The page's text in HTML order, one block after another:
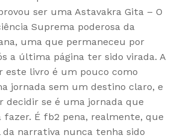
ser uma Astavakra Gita – O
Suprema poderosa da
uma que permaneceu por
a última página ter sido virada. A
este livro é um pouco como
jornada sem um destino claro, e
decidir se é uma jornada que
fazer. É fb2 pena, realmente, que
narrativa nunca tenha sido